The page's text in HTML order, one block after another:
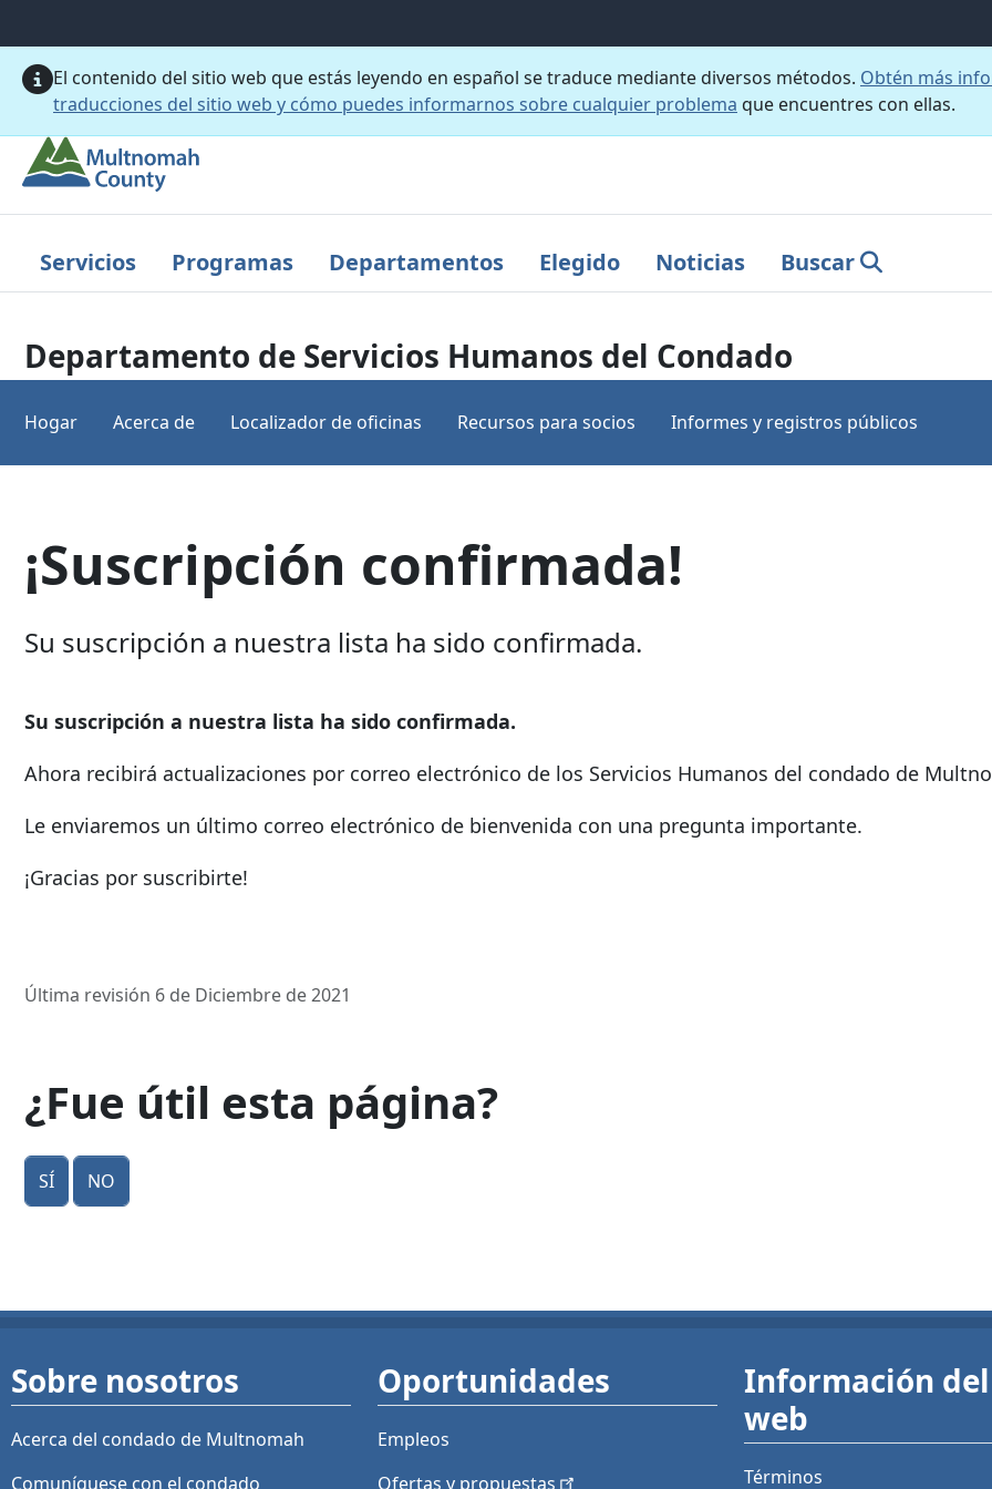
El contenido del sitio web que estás leyendo en español se traduce mediante diversos métodos. Obtén más
traducciones del sitio web y cómo puedes informarnos sobre cualquier problema que encuentres con ellas.
Servicios Programas Departamentos Elegido Noticias Buscar
Departamento de Servicios Humanos del Condado
Hogar Acerca de Localizador de oficinas Recursos para socios Informes y registros públicos
¡Suscripción confirmada!
Su suscripción a nuestra lista ha sido confirmada.
Su suscripción a nuestra lista ha sido confirmada.
Ahora recibirá actualizaciones por correo electrónico de los Servicios Humanos del condado de
Le enviaremos un último correo electrónico de bienvenida con una pregunta importante.
¡Gracias por suscribirte!
Última revisión 6 de Diciembre de 2021
¿Fue útil esta página?
Sí No
Sobre nosotros
Acerca del condado de Multnomah
Comuníquese con el condado
Oportunidades
Empleos
Ofertas y propuestas
Información
web
Términos